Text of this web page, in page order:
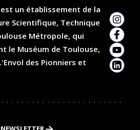
un établissement de la
Scientifique, Technique
Métropole, qui
le Muséum de Toulouse,
des Pionniers et